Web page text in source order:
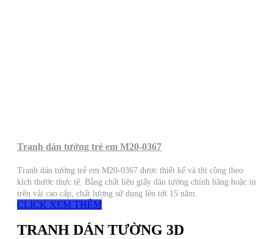
Tranh dán tường trẻ em M20-0367
Tranh dán tường trẻ em M20-0367 được thiết kế và thi công theo
kích thước thực tế. Bằng chất liệu giấy dán tường chính hãng hoặc in
trên vải cao cấp, chất lượng sử dụng lên tới 15 năm.
CLICK XEM THÊM
TRANH DÁN TƯỜNG 3D